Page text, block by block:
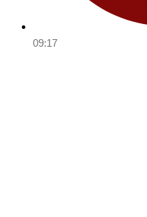
09:17